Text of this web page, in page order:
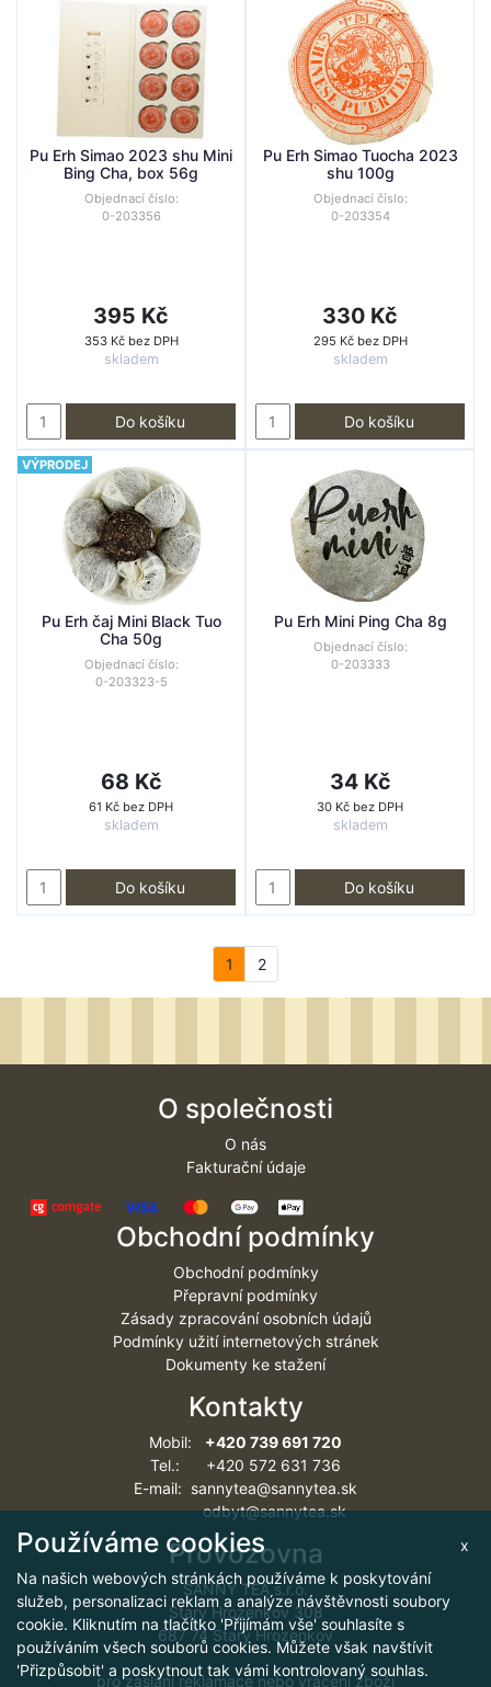
Pu Erh Simao 2023 shu Mini
Bing Cha, box 56g
Objednací číslo:
0-203356
395 Kč
353 Kč bez DPH
skladem
Do košíku
Pu Erh Simao Tuocha 2023
shu 100g
Objednací číslo:
0-203354
330 Kč
295 Kč bez DPH
skladem
Do košíku
VÝPRODEJ
Pu Erh čaj Mini Black Tuo
Cha 50g
Objednací číslo:
0-203323-5
68 Kč
61 Kč bez DPH
skladem
Do košíku
Pu Erh Mini Ping Cha 8g
Objednací číslo:
0-203333
34 Kč
30 Kč bez DPH
skladem
Do košíku
1 2
O společnosti
O nás
Fakturační údaje
Obchodní podmínky
Obchodní podmínky
Přepravní podmínky
Zásady zpracování osobních údajů
Podmínky užití internetových stránek
Dokumenty ke stažení
Kontakty
Mobil: +420 739 691 720
Tel.: +420 572 631 736
E-mail: sannytea@sannytea.sk
odbyt@sannytea.sk
Provozovna
SANNY TEA s.r.o.
Starý Hrozenkov 308
687 74 Starý Hrozenkov
pro zaslání reklamace nebo vrácení zboží
x
Používáme cookies
Na našich webových stránkách používáme k poskytování
služeb, personalizaci reklam a analýze návštěvnosti soubory
cookie. Kliknutím na tlačítko 'Přijímám vše' souhlasíte s
používáním všech souborů cookies. Můžete však navštívit
'Přizpůsobit' a poskytnout tak vámi kontrolovaný souhlas.